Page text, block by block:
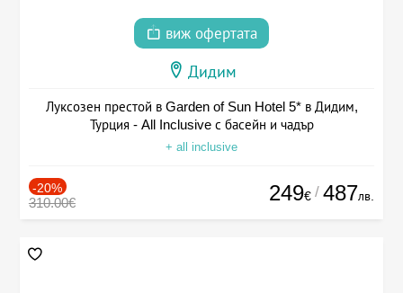
виж офертата
Дидим
Луксозен престой в Garden of Sun Hotel 5* в Дидим,
Турция - All Inclusive с басейн и чадър
+ all inclusive
-20%
310.00€ 249€ / 487лв.